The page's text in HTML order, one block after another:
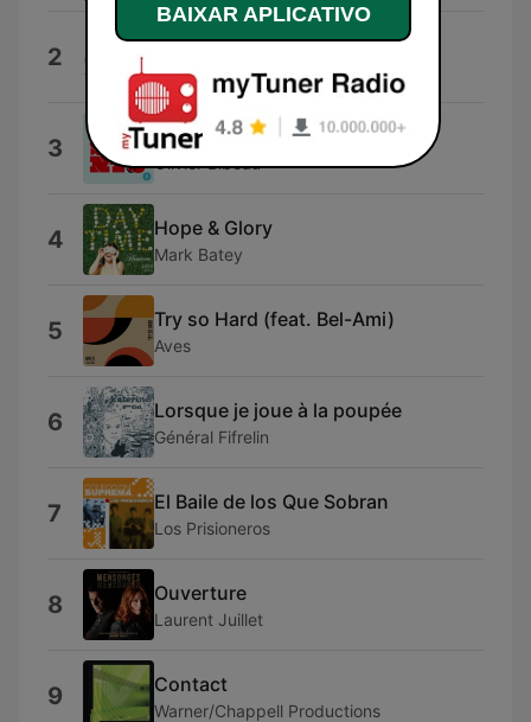
2 About a Girl
Nirvana
3 0 to 100
Olivier Bibeau
4 Hope & Glory
Mark Batey
5 Try so Hard (feat. Bel-Ami)
Aves
6 Lorsque je joue à la poupée
Général Fifrelin
7 El Baile de los Que Sobran
Los Prisioneros
8 Ouverture
Laurent Juillet
9 Contact
Warner/Chappell Productions
BAIXAR APLICATIVO